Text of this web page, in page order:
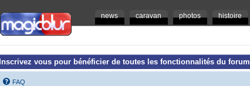
news caravan photos histoire
Inscrivez vous pour bénéficier de toutes les fonctionnalités du
FAQ